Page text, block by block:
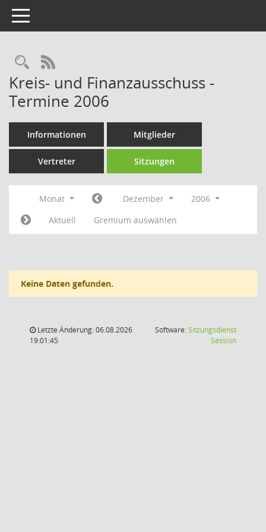
Toggle navigation
Rechercheauswahl
RSS-Feed
Kreis- und Finanzausschuss -
Termine 2006
Informationen Mitglieder
Vertreter Sitzungen
Monat Dezember
2006
Aktuell
Gremium auswählen
Keine Daten gefunden.
Letzte Änderung: 06.08.2026
19:01:45
Software:Sitzungsdienst
Session(Wird in